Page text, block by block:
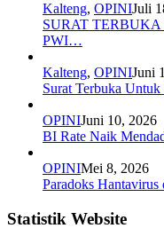
Kalteng, OPINIJuli
SURAT
PWI…
Kalteng, OPINIJuni
Surat Terbuka
OPINIJuni 10, 2026
BI Rate Naik
OPINIMei 8, 2026
Paradoks
Statistik Website